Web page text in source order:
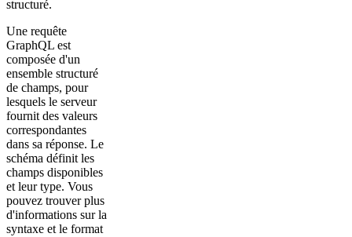
structuré.
Une requête
GraphQL est
composée d'un
ensemble structuré
de champs, pour
lesquels le serveur
fournit des valeurs
correspondantes
dans sa réponse. Le
schéma définit les
champs disponibles
et leur type. Vous
pouvez trouver plus
d'informations sur la
syntaxe et le format